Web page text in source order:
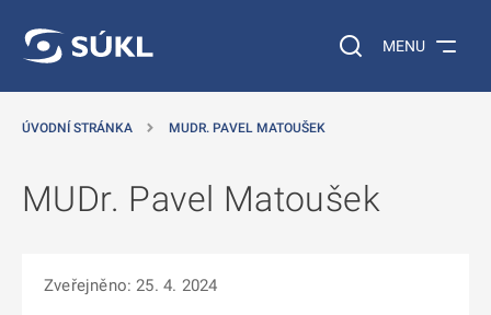
Vyhledávání na
MENU
ÚVODNÍ STRÁNKA MUDR. PAVEL MATOUŠEK
MUDr. Pavel Matoušek
Zveřejněno: 25. 4. 2024